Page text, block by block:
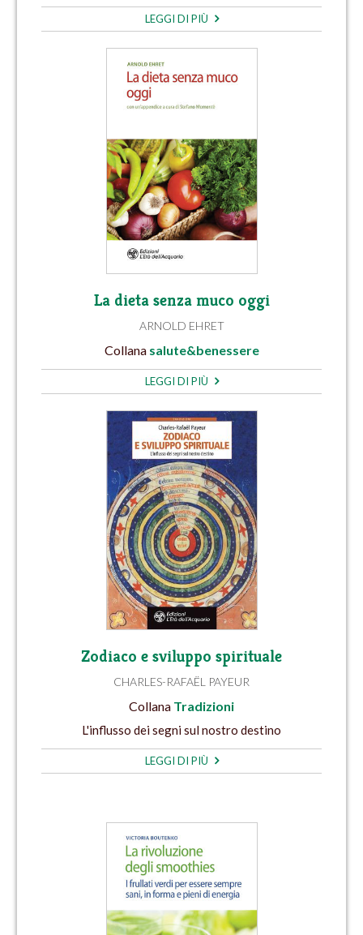
LEGGI DI PIÙ
La dieta senza muco oggi
ARNOLD EHRET
Collana salute&benessere
LEGGI DI PIÙ
Zodiaco e sviluppo spirituale
CHARLES-RAFAËL PAYEUR
Collana Tradizioni
L'influsso dei segni sul nostro destino
LEGGI DI PIÙ